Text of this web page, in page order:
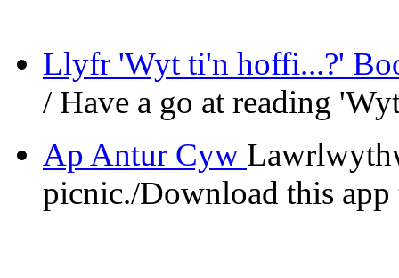
Llyfr 'Wyt ti'n hoffi...?'
/ Have a go at reading
Ap Antur Cyw
picnic./Download this app